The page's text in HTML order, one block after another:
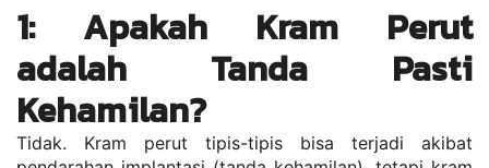
1: Apakah Kram Perut
adalah Tanda Pasti
Kehamilan?
Tidak. Kram perut tipis-tipis bisa terjadi akibat